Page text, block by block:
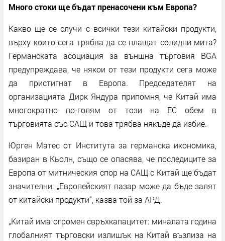
Много стоки ще бъдат пренасочени към Европа?
Какво ще се случи с всички тези китайски продукти,
върху които сега трябва да се плащат солидни мита?
Германската асоциация за външна търговия BGA
предупреждава, че някои от тези продукти сега може
да пристигнат в Европа. Председателят на
организацията Дирк Яндура припомня, че Китай има
многократно по-голям от този на ЕС обем в
търговията със САЩ и това трябва някъде да избие.
Юрген Матес от Института за германска икономика,
базиран в Кьолн, също се опасява, че последиците за
Европа от митническия спор на САЩ с Китай ще бъдат
значителни: „Европейският пазар може да бъде залят
от китайски продукти“, казва той за АРД.
„Китай има огромен свръхкапацитет: миналата година
глобалният търговски излишък на Китай възлиза на